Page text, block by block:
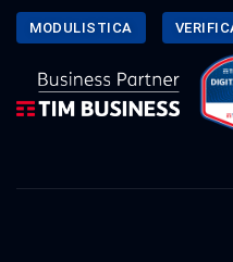
MODULISTICA